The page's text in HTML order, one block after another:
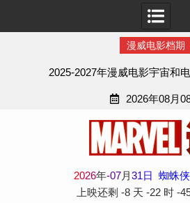
漫威电影档期
2025-2027年漫威电影宇宙和
2026年08月
2026年-07月31日
蜘蛛
上映还剩 -8 天 -22 时 -